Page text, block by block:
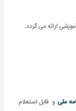
ملیو قابل استعلام